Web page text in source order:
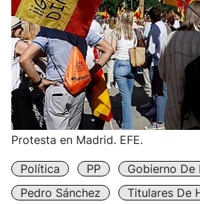
Protesta en Madrid. EFE.
Política PP
Gobierno De
Pedro Sánchez
Titulares De